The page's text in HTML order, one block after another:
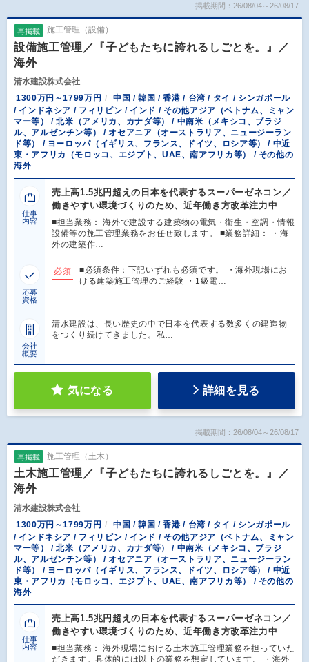
掲載期間：26/08/04～26/08/17
再掲載 施工管理（設備）
設備施工管理／『子どもたちに誇れるしごとを。』／
海外
清水建設株式会社
1300万円～1799万円
中国 / 韓国 / 香港 / 台湾 / タイ / シンガポール
/ インドネシア / フィリピン / インド / その他アジア（ベトナム、ミャン
マー等） / 北米（アメリカ、カナダ等） / 中南米（メキシコ、ブラジ
ル、アルゼンチン等） / オセアニア（オーストラリア、ニュージーラン
ド等） / ヨーロッパ（イギリス、フランス、ドイツ、ロシア等） / 中近
東・アフリカ（モロッコ、エジプト、UAE、南アフリカ等） / その他の
海外
仕事
内容
売上高1.5兆円超えの日本を代表するスーパーゼネコン／
働きやすい環境づくりのため、近年働き方改革注力中
■担当業務： 海外で建設する建築物の電気・衛生・空調・情報
設備等の施工管理業務をお任せ致します。 ■業務詳細： ・海
外の建築作…
応募
資格
必須
■必須条件：下記いずれも必須です。 ・海外現場にお
ける建築施工管理のご経験 ・1級電…
会社
概要
清水建設は、長い歴史の中で日本を代表する数多くの建造物
をつくり続けてきました。私…
気になる 詳細を見る
掲載期間：26/08/04～26/08/17
再掲載 施工管理（土木）
土木施工管理／『子どもたちに誇れるしごとを。』／
海外
清水建設株式会社
1300万円～1799万円
中国 / 韓国 / 香港 / 台湾 / タイ / シンガポール
/ インドネシア / フィリピン / インド / その他アジア（ベトナム、ミャン
マー等） / 北米（アメリカ、カナダ等） / 中南米（メキシコ、ブラジ
ル、アルゼンチン等） / オセアニア（オーストラリア、ニュージーラン
ド等） / ヨーロッパ（イギリス、フランス、ドイツ、ロシア等） / 中近
東・アフリカ（モロッコ、エジプト、UAE、南アフリカ等） / その他の
海外
仕事
内容
売上高1.5兆円超えの日本を代表するスーパーゼネコン／
働きやすい環境づくりのため、近年働き方改革注力中
■担当業務： 海外現場における土木施工管理業務を担っていた
だきます。具体的には以下の業務を想定しています。 ・海外